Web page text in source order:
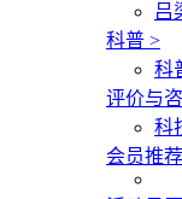
吕
科普 >
科
评价与
科
会员推